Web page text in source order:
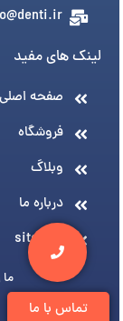
تماس با ما
لینک های مفید
صفحه اصلی
فروشگاه
وبلاگ
درباره ما
sitemap